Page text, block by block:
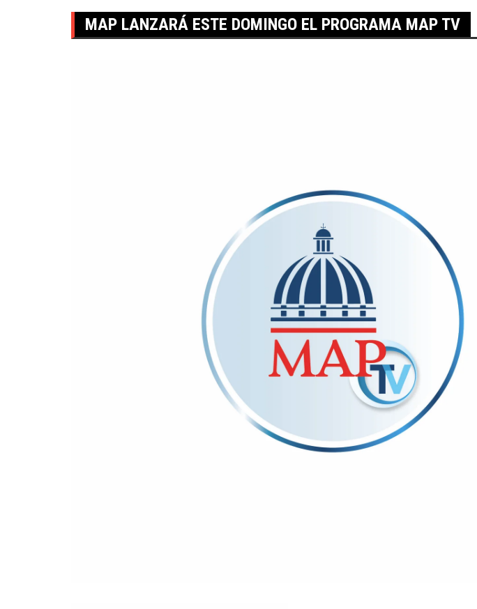
MAP LANZARÁ ESTE DOMINGO EL PROGRAMA MAP TV